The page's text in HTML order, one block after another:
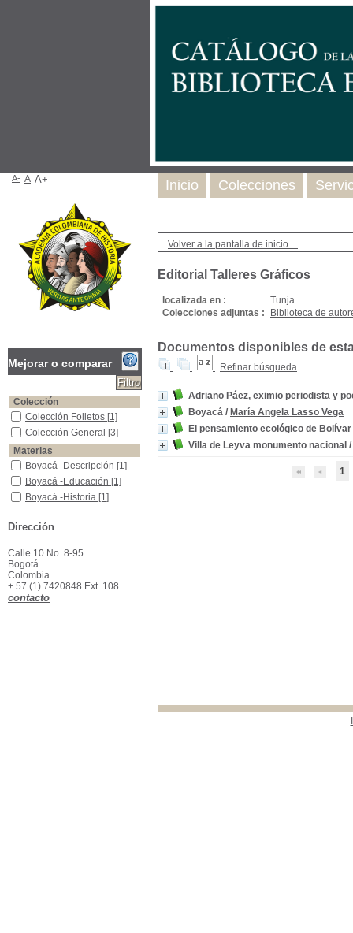
Volver a la pantalla de inicio ...
Editorial Talleres Gráficos
localizada en :
Tunja
Colecciones adjuntas :
Biblioteca de
Documentos disponibles de
Refinar búsqueda
Adriano Páez, eximio periodista y
Boyacá / María Angela Lasso Vega
El pensamiento ecológico de Bolívar
Villa de Leyva monumento nacional /
1
Inicio Colecciones
A- A A+
Mejorar o comparar
Colección
Colección Folletos
Colección Folletos [1]
Colección General
Colección General [3]
Materias
Boyacá -Descripción
Boyacá -Descripción [1]
Boyacá -Educación
Boyacá -Educación [1]
Boyacá -Historia
Boyacá -Historia [1]
Colombia -1919-1993
Historia -América del Sur
-1825-1829
Ley 99 de 1993 -Comentarios
Ley 99 de 1993 -
Comentarios [1]
Periodistas -Colombia
Periodistas -Colombia
Dirección
Calle 10 No. 8-95
Bogotá
Colombia
+ 57 (1) 7420848 Ext. 108
contacto